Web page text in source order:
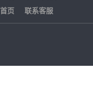
首页 联系客服